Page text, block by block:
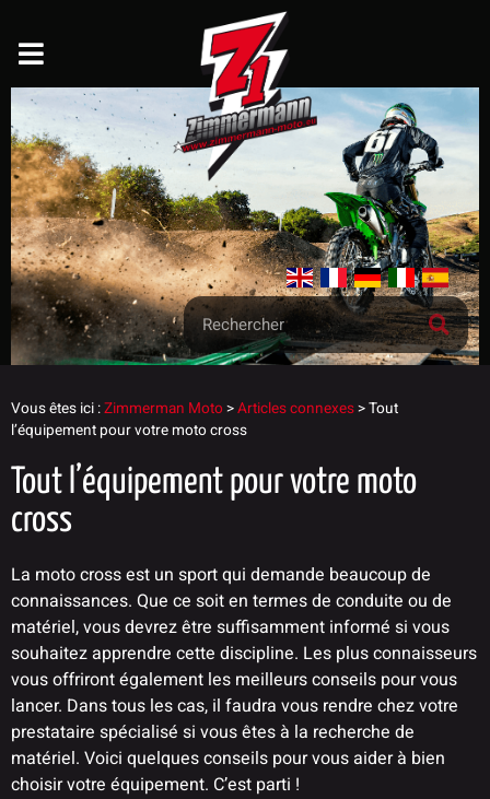
Vous êtes ici :Zimmerman Moto>Articles connexes>Tout
l’équipement pour votre moto cross
Tout l’équipement pour votre moto
cross
La moto cross est un sport qui demande beaucoup de
connaissances. Que ce soit en termes de conduite ou de
matériel, vous devrez être suffisamment informé si vous
souhaitez apprendre cette discipline. Les plus connaisseurs
vous offriront également les meilleurs conseils pour vous
lancer. Dans tous les cas, il faudra vous rendre chez votre
prestataire spécialisé si vous êtes à la recherche de
matériel. Voici quelques conseils pour vous aider à bien
choisir votre équipement. C’est parti !